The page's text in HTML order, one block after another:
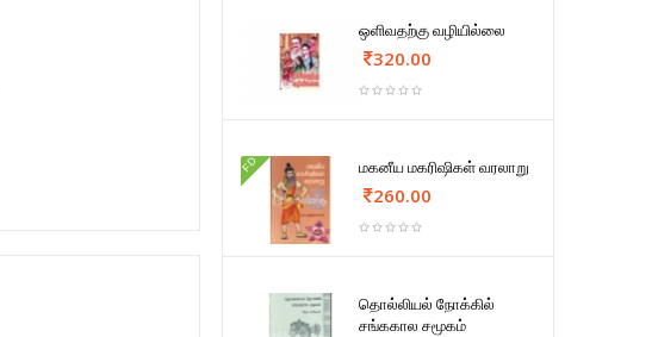
ஒளிவதற்கு வழியில்லை
320.00
FD மகனீய மகரிஷிகள் வரலாறு
260.00
தொல்லியல் நோக்கில்
சங்ககால சமூகம்